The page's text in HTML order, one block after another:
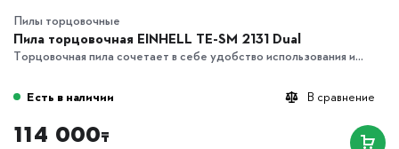
Пилы торцовочные
Пила торцовочная EINHELL TE-SM 2131 Dual
Торцовочная пила сочетает в себе удобство использования и...
В сравнение
Есть в наличии
114 000₸